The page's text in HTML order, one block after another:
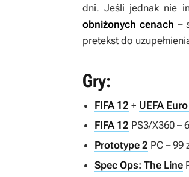
dni. Jeśli jednak nie
obniżonych cenach –
pretekst do
Gry:
FIFA 12 + UEFA
FIFA 12 PS3/X360 –
Prototype 2 PC –
Spec Ops: The Line